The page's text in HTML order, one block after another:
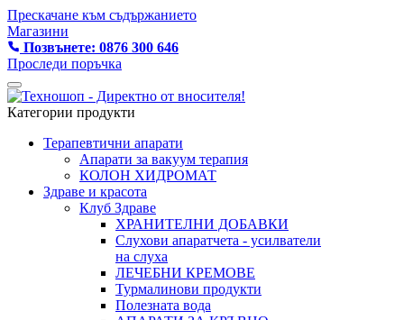
Прескачане към съдържанието
Магазини
Позвънете: 0876 300 646
Проследи поръчка
Категории продукти
Терапевтични апарати
Апарати за вакуум терапия
КОЛОН ХИДРОМАТ
Здраве и красота
Клуб Здраве
ХРАНИТЕЛНИ ДОБАВКИ
Слухови апаратчета - усилватели
на слуха
ЛЕЧЕБНИ КРЕМОВЕ
Турмалинови продукти
Полезната вода